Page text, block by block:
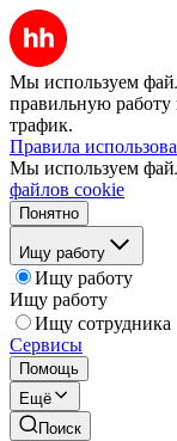
Мы используем
правильную работу
трафик.
Правила
Мы используем
файлов cookie
Понятно
Ищу работу
Ищу работу
Ищу работу
Ищу сотрудника
Сервисы
Помощь
Ещё
Поиск